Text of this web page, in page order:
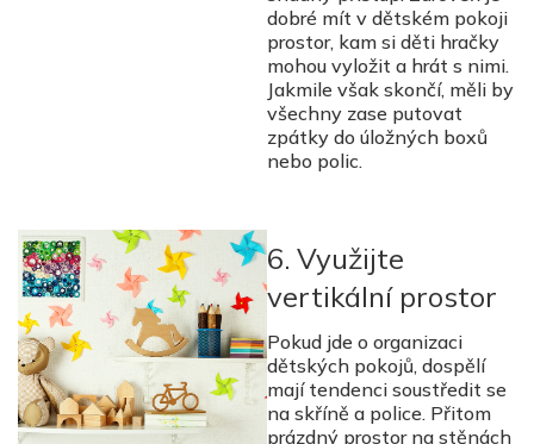
dobré mít v dětském pokoji
prostor, kam si děti hračky
mohou vyložit a hrát s nimi.
Jakmile však skončí, měli by
všechny zase putovat
zpátky do úložných boxů
nebo polic.
6. Využijte
vertikální prostor
Pokud jde o organizaci
dětských pokojů, dospělí
mají tendenci soustředit se
na skříně a police. Přitom
prázdný prostor na stěnách